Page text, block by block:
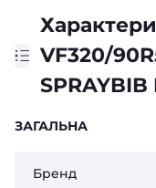
VF320/
ЗАГАЛЬНА
Бренд